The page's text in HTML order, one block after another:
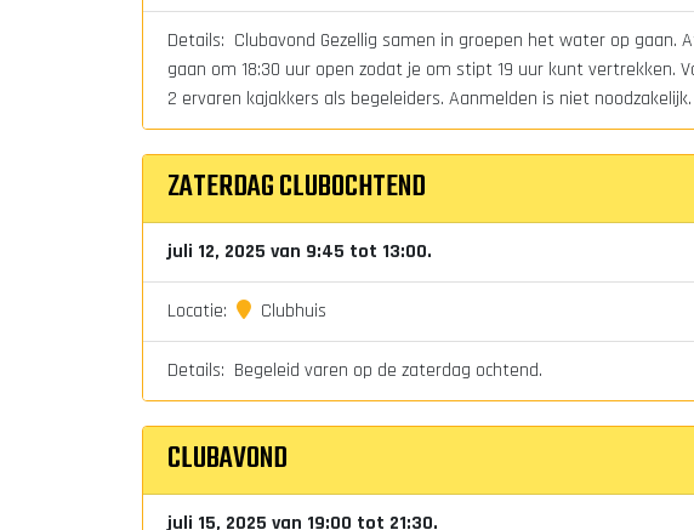
Details: Clubavond Gezellig samen in groepen het water op gaan.
gaan om 18:30 uur open zodat je om stipt 19 uur kunt vertrekken.
2 ervaren kajakkers als begeleiders. Aanmelden is niet noodzakelijk.
ZATERDAG CLUBOCHTEND
juli 12, 2025 van 9:45 tot 13:00.
Locatie: Clubhuis
Details: Begeleid varen op de zaterdag ochtend.
CLUBAVOND
juli 15, 2025 van 19:00 tot 21:30.